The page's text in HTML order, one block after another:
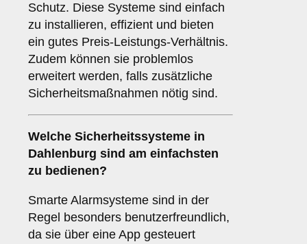
Schutz. Diese Systeme sind einfach
zu installieren, effizient und bieten
ein gutes Preis-Leistungs-Verhältnis.
Zudem können sie problemlos
erweitert werden, falls zusätzliche
Sicherheitsmaßnahmen nötig sind.
Welche Sicherheitssysteme in
Dahlenburg sind am einfachsten
zu bedienen?
Smarte Alarmsysteme sind in der
Regel besonders benutzerfreundlich,
da sie über eine App gesteuert